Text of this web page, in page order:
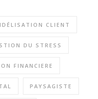
CLIENT
DU STRESS
FINANCIERE
PAYSAGISTE